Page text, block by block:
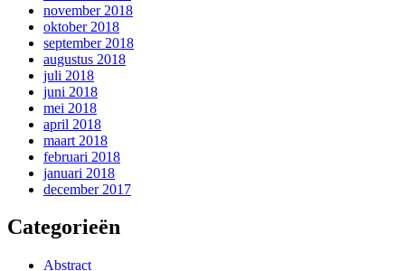
november 2018
oktober 2018
september 2018
augustus 2018
juli 2018
juni 2018
mei 2018
april 2018
maart 2018
februari 2018
januari 2018
december 2017
Categorieën
Abstract